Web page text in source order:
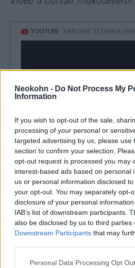
Neokohn - Do Not Process My
Information
If you wish to opt-out of the sale,
processing of your personal or
targeted advertising by us, please use
section to confirm your selection.
opt-out request is processed you may
interest-based ads based on personal
us or personal information disclosed
your opt-out. You may separately opt-
disclosure of your personal
IAB’s list of downstream participants.
also be disclosed by us to third parties
Downstream Participants that may
Please note that this website/app uses
Personal Data Processing Opt
A gyártó szerint robothajó
elérheti az 1000 tengeri
végsebessége 35 csomó,
pedig 1000 font.
Teherán rakétákat